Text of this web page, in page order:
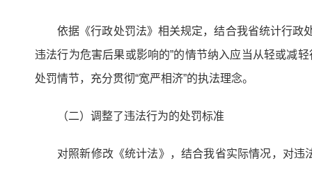
依据《行政处罚法》相关规定，结合我省统计行政
违法行为危害后果或影响的”的情节纳入应当从轻或减
处罚情节，充分贯彻“宽严相济”的执法理念。
（二）调整了违法行为的处罚标准
对照新修改《统计法》，结合我省实际情况，对